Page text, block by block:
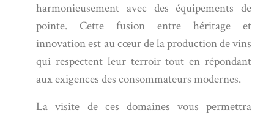
harmonieusement avec des équipements de
pointe. Cette fusion entre héritage et
innovation est au cœur de la production de vins
qui respectent leur terroir tout en répondant
aux exigences des consommateurs modernes.
La visite de ces domaines vous permettra